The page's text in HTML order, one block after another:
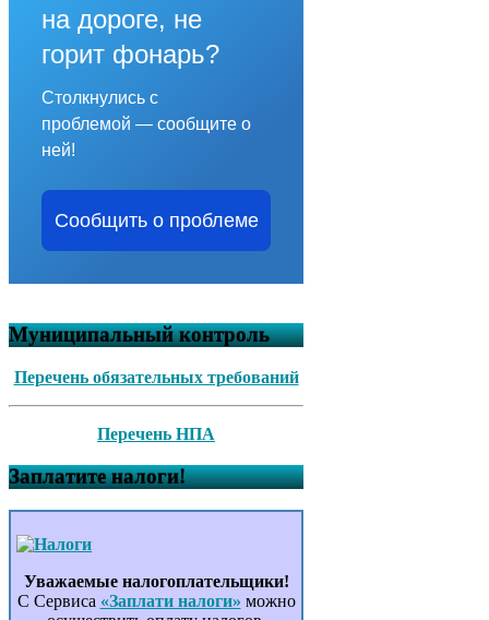
на дороге, не
горит фонарь?
Столкнулись с
проблемой — сообщите о
ней!
Сообщить о проблеме
Муниципальный контроль
Перечень обязательных требований
Перечень НПА
Заплатите налоги!
Уважаемые налогоплательщики!
С Сервиса «Заплати налоги» можно